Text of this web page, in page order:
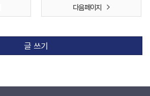
다음 페이지
글 쓰기